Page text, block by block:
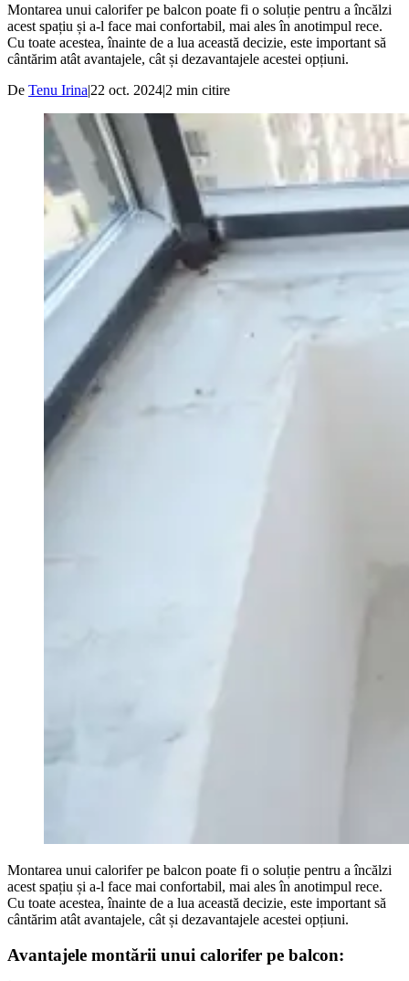
Montarea unui calorifer pe balcon poate fi o soluție pentru a încălzi
acest spațiu și a-l face mai confortabil, mai ales în anotimpul rece.
Cu toate acestea, înainte de a lua această decizie, este important să
cântărim atât avantajele, cât și dezavantajele acestei opțiuni.
De Tenu Irina|22 oct. 2024|2 min citire
Montarea unui calorifer pe balcon poate fi o soluție pentru a încălzi
acest spațiu și a-l face mai confortabil, mai ales în anotimpul rece.
Cu toate acestea, înainte de a lua această decizie, este important să
cântărim atât avantajele, cât și dezavantajele acestei opțiuni.
Avantajele montării unui calorifer pe balcon: